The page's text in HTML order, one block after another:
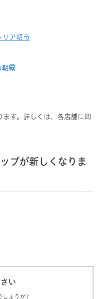
リア朝市
朝霧
ます。詳しくは、各店舗に問
プが新しくなりま
い
しょうか?